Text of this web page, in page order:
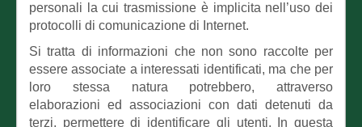
personali la cui trasmissione è implicita nell’uso dei
protocolli di comunicazione di Internet.
Si tratta di informazioni che non sono raccolte per
essere associate a interessati identificati, ma che per
loro stessa natura potrebbero, attraverso
elaborazioni ed associazioni con dati detenuti da
terzi, permettere di identificare gli utenti. In questa